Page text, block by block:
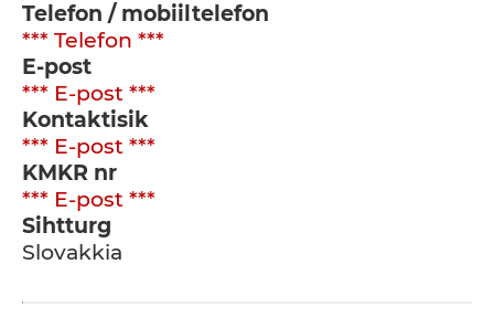
Telefon / mobiiltelefon
*** Telefon ***
E-post
*** E-post ***
Kontaktisik
*** E-post ***
KMKR nr
*** E-post ***
Sihtturg
Slovakkia